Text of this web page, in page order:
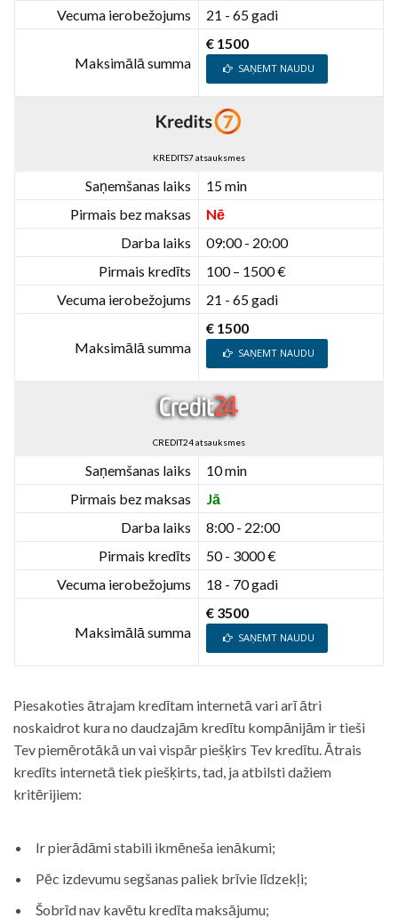
Vecuma ierobežojums
21 - 65 gadi
Maksimālā summa
€ 1500
SAŅEMT NAUDU
KREDITS7 atsauksmes
Saņemšanas laiks
15 min
Pirmais bez maksas
Nē
Darba laiks
09:00 - 20:00
Pirmais kredīts
100 – 1500 €
Vecuma ierobežojums
21 - 65 gadi
Maksimālā summa
€ 1500
SAŅEMT NAUDU
CREDIT24 atsauksmes
Saņemšanas laiks
10 min
Pirmais bez maksas
Jā
Darba laiks
8:00 - 22:00
Pirmais kredīts
50 - 3000 €
Vecuma ierobežojums
18 - 70 gadi
Maksimālā summa
€ 3500
SAŅEMT NAUDU
Piesakoties ātrajam kredītam internetā vari arī ātri
noskaidrot kura no daudzajām kredītu kompānijām ir tieši
Tev piemērotākā un vai vispār piešķirs Tev kredītu. Ātrais
kredīts internetā tiek piešķirts, tad, ja atbilsti dažiem
kritērijiem:
Ir pierādāmi stabili ikmēneša ienākumi;
Pēc izdevumu segšanas paliek brīvie līdzekļi;
Šobrīd nav kavētu kredīta maksājumu;